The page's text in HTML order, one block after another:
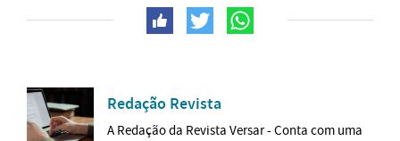
Redação Revista
A Redação da Revista Versar - Conta com uma